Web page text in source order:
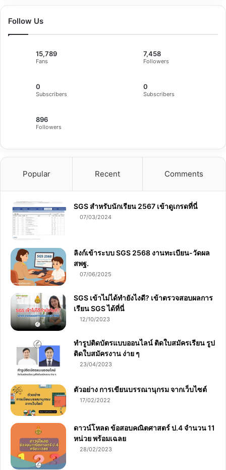
Follow Us
15,789
Fans
7,458
Followers
0
Subscribers
0
Subscribers
896
Followers
Popular Recent Comments
SGS สําหรับนักเรียน 2567 เข้าดูเกรดที่นี่
07/03/2024
ลิงก์เข้าระบบ SGS 2568 งานทะเบียน-วัดผล
สพฐ.
07/06/2025
SGS เข้าไม่ได้ทำยังไงดี? เข้าตรวจสอบผลการ
เรียน SGS ได้ที่นี่
12/10/2023
ทำรูปติดบัตรแบบออนไลน์ ติดใบสมัครเรียน รูป
ติดใบสมัครงาน ง่าย ๆ
23/04/2023
ตัวอย่าง การเขียนบรรณานุกรม จากเว็บไซต์
17/02/2022
ดาวน์โหลด ข้อสอบคณิตศาสตร์ ป.4 จำนวน 11
หน่วย พร้อมเฉลย
28/02/2023